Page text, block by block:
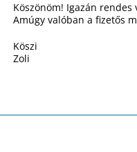
Köszönöm! Igazán
Amúgy valóban a fizetős
Köszi
Zoli